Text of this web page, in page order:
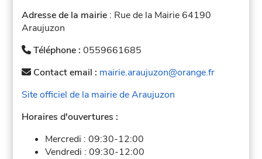
Adresse de la mairie : Rue de la Mairie 64190
Araujuzon
Téléphone :0559661685
Contact email : mairie.araujuzon@orange.fr
Site officiel de la mairie de Araujuzon
Horaires d'ouvertures :
Mercredi :09:30-12:00
Vendredi :09:30-12:00